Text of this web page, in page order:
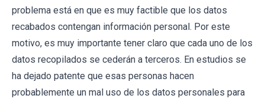
problema está en que es muy factible que los datos
recabados contengan información personal. Por este
motivo, es muy importante tener claro que cada uno de los
datos recopilados se cederán a terceros. En estudios se
ha dejado patente que esas personas hacen
probablemente un mal uso de los datos personales para